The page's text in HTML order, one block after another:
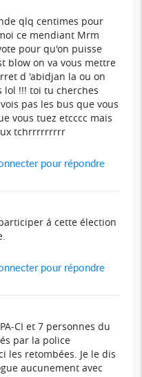
qlq centimes pour
ce mendiant Mrm
pour qu'on puisse
blow on va vous mettre
d 'abidjan la ou on
lol !!! toi tu cherches
pas les bus que vous
vous tuez etcccc mais
tchrrrrrrrrr
pour répondre
á cette élection
pour répondre
CI et 7 personnes du
par la police
les retombées. Je le dis
aucunement avec